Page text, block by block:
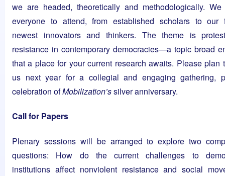
we are headed, theoretically and methodologically. We
everyone to attend, from established scholars to our
newest innovators and thinkers. The theme is
resistance in contemporary democracies—a topic broad
that a place for your current research awaits. Please plan
us next year for a collegial and engaging gathering,
celebration ofMobilization’ssilver anniversary.
Call for Papers
Plenary sessions will be arranged to explore two
questions: How do the current challenges to
institutions affect nonviolent resistance and social